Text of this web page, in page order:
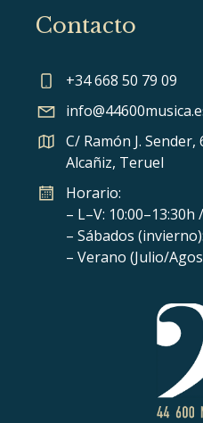
Contacto
+34 668 50 79 09
C/ Ramón J. Sender,
Alcañiz, Teruel
Horario:
– L–V: 10:00–13:30h
– Sábados
– Verano (Julio/